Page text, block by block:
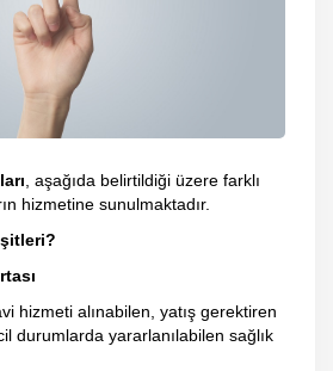
, aşağıda belirtildiği üzere farklı
hizmetine sunulmaktadır.
hizmeti alınabilen, yatış gerektiren
durumlarda yararlanılabilen sağlık